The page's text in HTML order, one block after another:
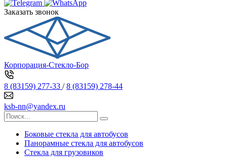
Заказать звонок
Корпорация-Стекло-Бор
8 (83159) 277-33 /8 (83159) 278-44
ksb-nn@yandex.ru
Боковые стекла для автобусов
Панорамные стекла для автобусов
Стекла для грузовиков